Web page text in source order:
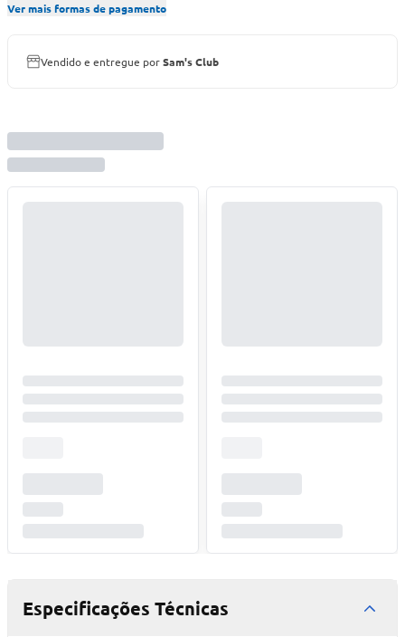
Ver mais formas de pagamento
Vendido e entregue porSam's Club
Especificações Técnicas